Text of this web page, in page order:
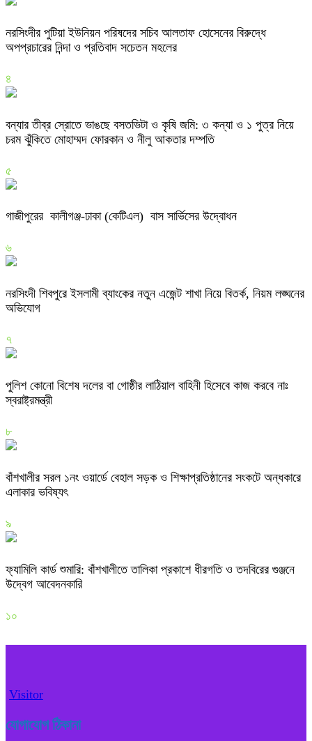
নরসিংদীর পুটিয়া ইউনিয়ন পরিষদের সচিব আলতাফ হোসেনের বিরুদ্ধে
অপপ্রচারের নিন্দা ও প্রতিবাদ সচেতন মহলের
৪
বন্যার তীব্র স্রোতে ভাঙছে বসতভিটা ও কৃষি জমি: ৩ কন্যা ও ১ পুত্র নিয়ে
চরম ঝুঁকিতে মোহাম্মদ ফোরকান ও নীলু আকতার দম্পতি
৫
গাজীপুরের কালীগঞ্জ-ঢাকা (কেটিএল) বাস সার্ভিসের উদ্বোধন
৬
নরসিংদী শিবপুরে ইসলামী ব্যাংকের নতুন এজেন্ট শাখা নিয়ে বিতর্ক, নিয়ম লঙ্ঘনের
অভিযোগ
৭
পুলিশ কোনো বিশেষ দলের বা গোষ্ঠীর লাঠিয়াল বাহিনী হিসেবে কাজ করবে নাঃ
স্বরাষ্ট্রমন্ত্রী
৮
বাঁশখালীর সরল ১নং ওয়ার্ডে বেহাল সড়ক ও শিক্ষাপ্রতিষ্ঠানের সংকটে অন্ধকারে
এলাকার ভবিষ্যৎ
৯
ফ্যামিলি কার্ড শুমারি: বাঁশখালীতে তালিকা প্রকাশে ধীরগতি ও তদবিরের গুঞ্জনে
উদ্বেগ আবেদনকারি
১০
Visitor
যোগাযোগ ঠিকানা